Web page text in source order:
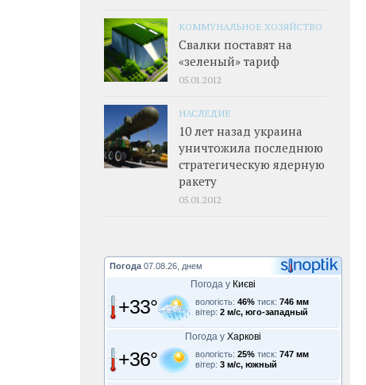
КОММУНАЛЬНОЕ ХОЗЯЙСТВО
Свалки поставят на
«зеленый» тариф
05.01.2012
НАСЛЕДИЕ
10 лет назад украина
уничтожила последнюю
стратегическую ядерную
ракету
05.01.2012
Погода 07.08.26, днем
Погода у Києві
+33° вологість: 46% тиск: 746 мм
вітер: 2 м/с, юго-западный
Погода у Харкові
+36° вологість: 25% тиск: 747 мм
вітер: 3 м/с, южный